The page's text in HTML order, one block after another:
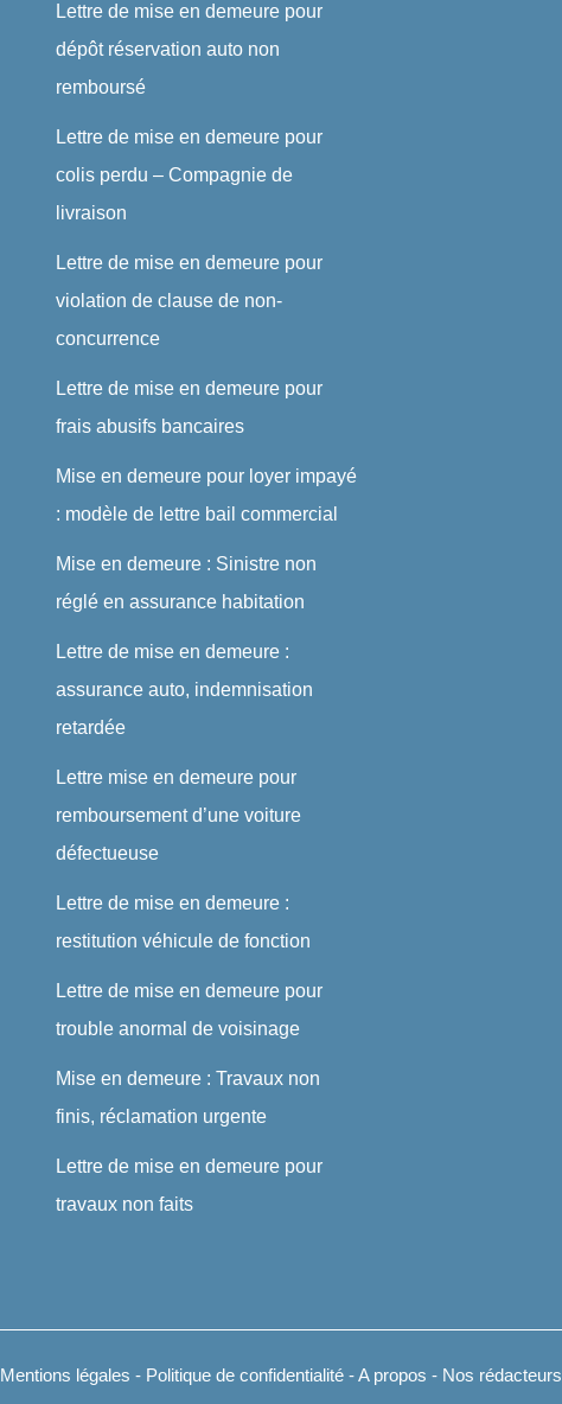
Lettre de mise en demeure pour
dépôt réservation auto non
remboursé
Lettre de mise en demeure pour
colis perdu – Compagnie de
livraison
Lettre de mise en demeure pour
violation de clause de non-
concurrence
Lettre de mise en demeure pour
frais abusifs bancaires
Mise en demeure pour loyer impayé
: modèle de lettre bail commercial
Mise en demeure : Sinistre non
réglé en assurance habitation
Lettre de mise en demeure :
assurance auto, indemnisation
retardée
Lettre mise en demeure pour
remboursement d’une voiture
défectueuse
Lettre de mise en demeure :
restitution véhicule de fonction
Lettre de mise en demeure pour
trouble anormal de voisinage
Mise en demeure : Travaux non
finis, réclamation urgente
Lettre de mise en demeure pour
travaux non faits
Mentions légales - Politique de confidentialité -A propos - Nos rédacteurs